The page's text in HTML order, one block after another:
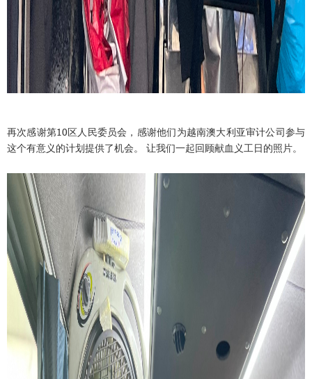
再次感谢第10区人民委员会，感谢他们为越南澳大利亚审计公司参与
这个有意义的计划提供了机会。 让我们一起回顾献血义工日的照片。